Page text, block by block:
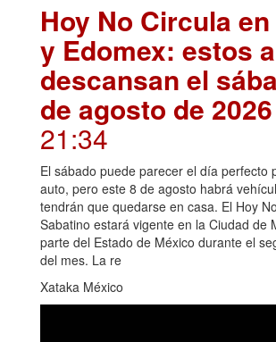
Hoy No Circula
y Edomex: estos
descansan el
de agosto de 2026
21:34
El sábado puede parecer el día perfecto
auto, pero este 8 de agosto habrá
tendrán que quedarse en casa. El Hoy
Sabatino estará vigente en la Ciudad de
parte del Estado de México durante el
del mes. La re
Xataka México